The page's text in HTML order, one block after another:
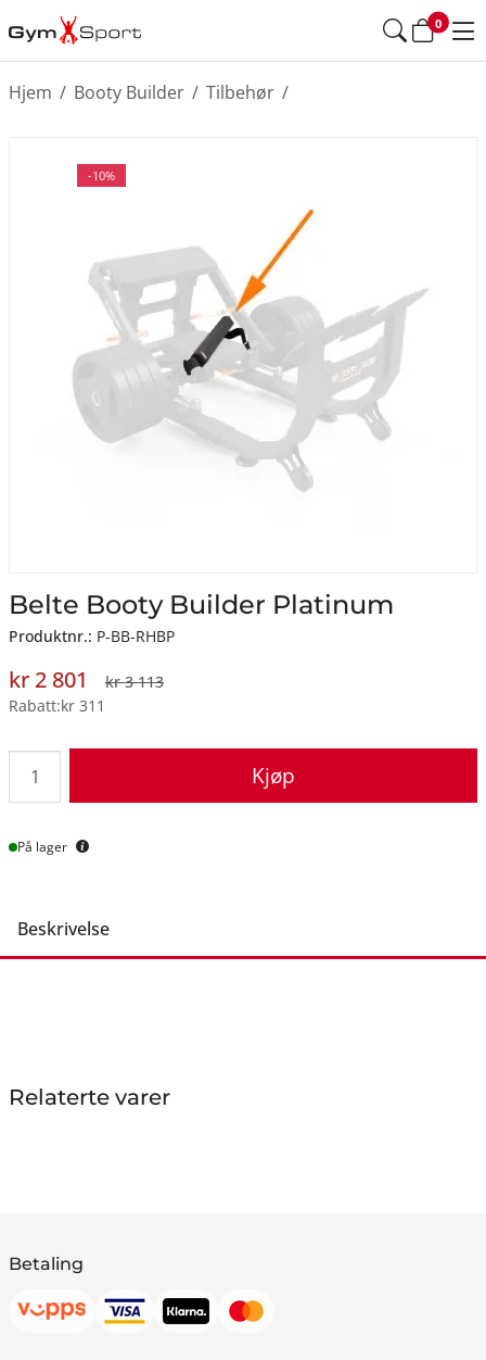
0
/
Hjem /
Booty Builder /
Tilbehør
-10%
Belte Booty Builder Platinum
Produktnr.: P-BB-RHBP
kr 2 801
kr 3 113
Rabatt kr 311
Kjøp
Lager
På lager
Beskrivelse
Relaterte varer
Betaling